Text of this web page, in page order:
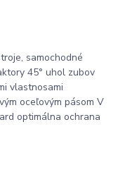
samochodné
45° uhol zubov
vlastnosami
oceľovým pásom V
optimálna ochrana